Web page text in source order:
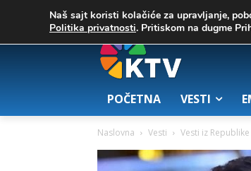
25.7 Zrenjanin 02. август
POČETNA VESTI
Naslovna Vesti Vesti iz Republike
Naš sajt koristi kolačiće za upravljanje,
Politika privatnosti. Pritiskom na dugme